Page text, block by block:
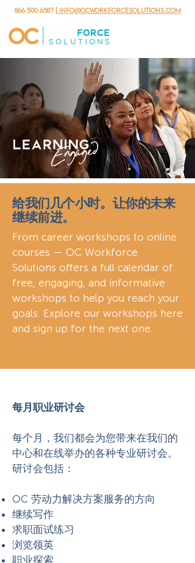
866.500.6587 | info@ocworkforcesolutions.com
给我们几个小时。让你的未来
继续前进。
From career workshops to online
courses — OC Workforce
Solutions offers a full calendar of
free, engaging, and informative
workshops to help you reach your
goals. Explore our workshops here
and sign up for the next one.
每月职业研讨会
每个月，我们都会为您带来在我们的
中心和在线举办的各种专业研讨会。
研讨会包括：
OC 劳动力解决方案服务的方向
继续写作
求职面试练习
浏览领英
职业探索